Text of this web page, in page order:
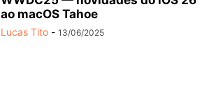
ao macOS Tahoe
Lucas Tito - 13/06/2025